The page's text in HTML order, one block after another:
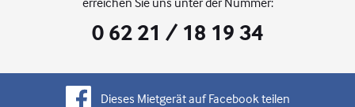
0 62 21 / 18 19 34
Dieses Mietgerät auf Facebook teilen